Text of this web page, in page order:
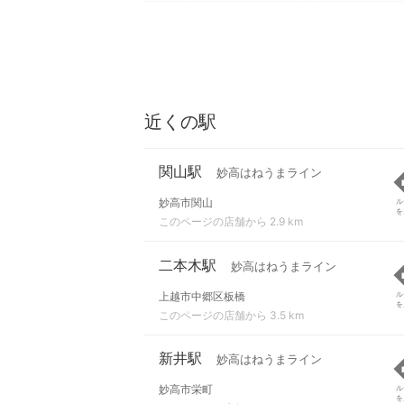
近くの駅
関山駅 妙高はねうまライン
妙高市関山
このページの店舗から 2.9 km
二本木駅 妙高はねうまライン
上越市中郷区板橋
このページの店舗から 3.5 km
新井駅 妙高はねうまライン
妙高市栄町